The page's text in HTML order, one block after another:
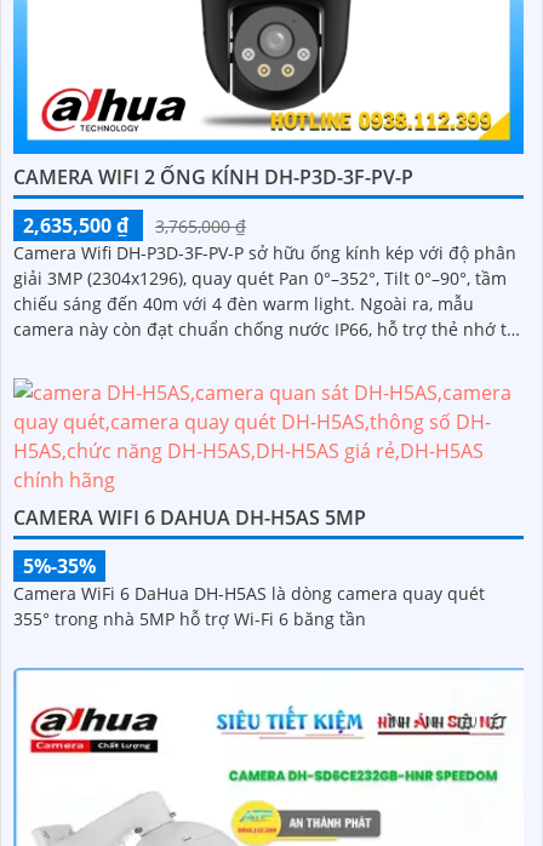
CAMERA WIFI 2 ỐNG KÍNH DH-P3D-3F-PV-P
2,635,500 ₫
3,765,000 ₫
Camera Wifi DH-P3D-3F-PV-P sở hữu ống kính kép với độ phân
giải 3MP (2304x1296), quay quét Pan 0°–352°, Tilt 0°–90°, tầm
chiếu sáng đến 40m với 4 đèn warm light. Ngoài ra, mẫu
camera này còn đạt chuẩn chống nước IP66, hỗ trợ thẻ nhớ tối
CAMERA WIFI 6 DAHUA DH-H5AS 5MP
5%-35%
Camera WiFi 6 DaHua DH-H5AS là dòng camera quay quét
355° trong nhà 5MP hỗ trợ Wi-Fi 6 băng tần